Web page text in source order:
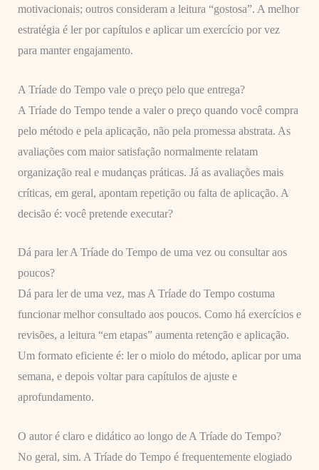
motivacionais; outros consideram a leitura “gostosa”. A melhor
estratégia é ler por capítulos e aplicar um exercício por vez
para manter engajamento.
A Tríade do Tempo vale o preço pelo que entrega?
A Tríade do Tempo tende a valer o preço quando você compra
pelo método e pela aplicação, não pela promessa abstrata. As
avaliações com maior satisfação normalmente relatam
organização real e mudanças práticas. Já as avaliações mais
críticas, em geral, apontam repetição ou falta de aplicação. A
decisão é: você pretende executar?
Dá para ler A Tríade do Tempo de uma vez ou consultar aos
poucos?
Dá para ler de uma vez, mas A Tríade do Tempo costuma
funcionar melhor consultado aos poucos. Como há exercícios e
revisões, a leitura “em etapas” aumenta retenção e aplicação.
Um formato eficiente é: ler o miolo do método, aplicar por uma
semana, e depois voltar para capítulos de ajuste e
aprofundamento.
O autor é claro e didático ao longo de A Tríade do Tempo?
No geral, sim. A Tríade do Tempo é frequentemente elogiado